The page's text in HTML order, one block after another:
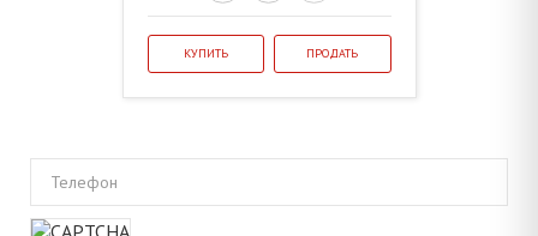
КУПИТЬ ПРОДАТЬ
Телефон